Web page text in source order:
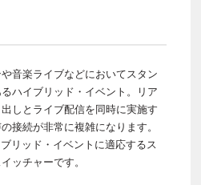
音楽ライブなどにおいてスタン
ハイブリッド・イベント。リア
しとライブ配信を同時に実施す
接続が非常に複雑になります。
リッド・イベントに適応するス
ッチャーです。